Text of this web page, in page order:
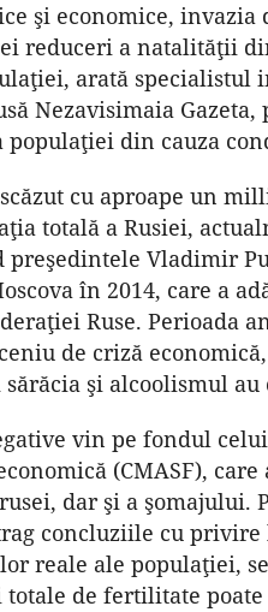
şi economice, invazia
reduceri a natalităţii
arată specialistul
Nezavisimaia
populaţiei din cauza
cu aproape un
totală a Rusiei,
preşedintele Vladimir
în 2014, care a
Ruse. Perioada
de criză
şi alcoolismul
vin pe fondul
(CMASF),
dar şi a şomajului.
concluziile cu
reale ale populaţiei,
de fertilitate